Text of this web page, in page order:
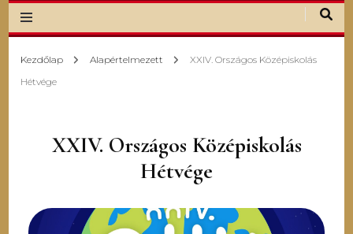
Kezdőlap Alapértelmezett
XXIV. Országos Középiskolás
Hétvége
XXIV. Országos Középiskolás
Hétvége